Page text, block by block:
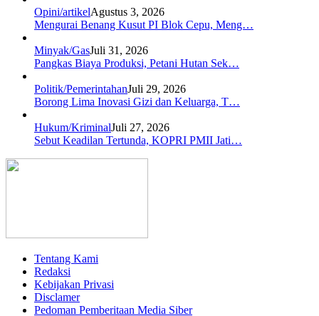
Opini/artikelAgustus 3, 2026
Mengurai Benang Kusut PI Blok Cepu, Meng…
Minyak/GasJuli 31, 2026
Pangkas Biaya Produksi, Petani Hutan Sek…
Politik/PemerintahanJuli 29, 2026
Borong Lima Inovasi Gizi dan Keluarga, T…
Hukum/KriminalJuli 27, 2026
Sebut Keadilan Tertunda, KOPRI PMII Jati…
Tentang Kami
Redaksi
Kebijakan Privasi
Disclamer
Pedoman Pemberitaan Media Siber